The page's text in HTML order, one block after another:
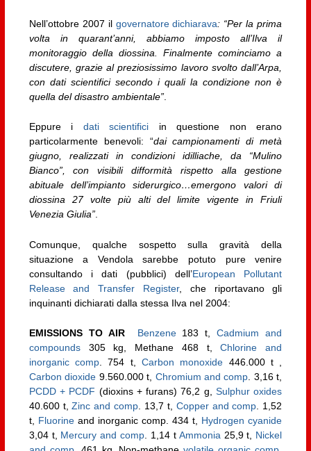
Nell’ottobre 2007 il governatore dichiarava: “Per la prima
volta in quarant’anni, abbiamo imposto all’Ilva il
monitoraggio della diossina. Finalmente cominciamo a
discutere, grazie al preziosissimo lavoro svolto dall’Arpa,
con dati scientifici secondo i quali la condizione non è
quella del disastro ambientale”.
Eppure i dati scientifici in questione non erano
particolarmente benevoli: “dai campionamenti di metà
giugno, realizzati in condizioni idilliache, da “Mulino
Bianco”, con visibili difformità rispetto alla gestione
abituale dell’impianto siderurgico…emergono valori di
diossina 27 volte più alti del limite vigente in Friuli
Venezia Giulia”.
Comunque, qualche sospetto sulla gravità della
situazione a Vendola sarebbe potuto pure venire
consultando i dati (pubblici) dell’European Pollutant
Release and Transfer Register, che riportavano gli
inquinanti dichiarati dalla stessa Ilva nel 2004:
EMISSIONS TO AIR Benzene183 t,Cadmium and
compounds305 kg, Methane 468 t,Chlorine and
inorganic comp . 754 t,Carbon monoxide 446.000 t ,
Carbon dioxide 9.560.000 t, Chromium and comp . 3,16 t,
PCDD + PCDF (dioxins + furans) 76,2 g, Sulphur oxides
40.600 t,Zinc and comp . 13,7 t, Copper and comp . 1,52
t, Fluorineand inorganic comp. 434 t, Hydrogen cyanide
3,04 t, Mercury and comp . 1,14 t Ammonia 25,9 t, Nickel